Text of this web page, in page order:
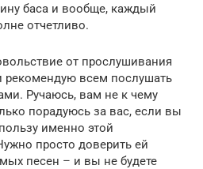
баса и вообще, каждый
отчетливо.
от прослушивания
всем послушать
Ручаюсь, вам не к чему
порадуюсь за вас, если вы
именно этой
просто доверить ей
песен – и вы не будете